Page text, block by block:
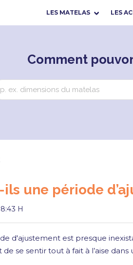
LES MATELAS LES
Comment
une période
H
d'ajustement est presque
se sentir tout à fait à l’aise dans